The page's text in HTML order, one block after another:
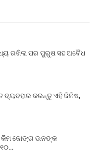
ରଖିଲା ପର ପୁରୁଷ ସହ ଅବୈଧ
ବ୍ୟବହାର କରନ୍ତୁ ଏହି ଜିନିଷ,
କିମ ଜୋଙ୍ଗ ଉନଙ୍କ